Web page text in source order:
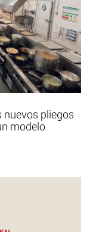
nuevos pliegos
modelo